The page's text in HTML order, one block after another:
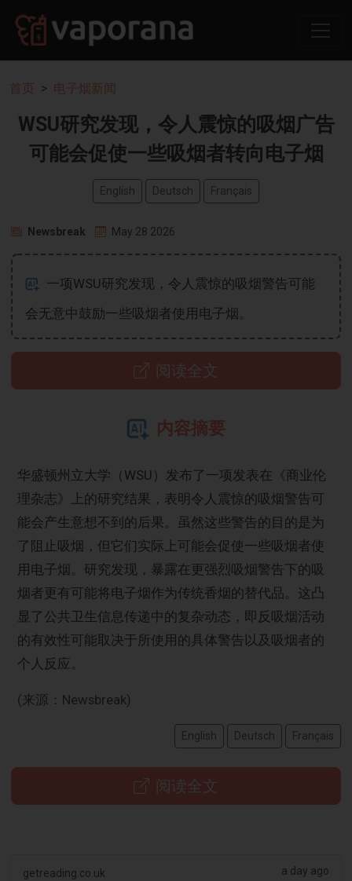
首页 电子烟新闻
WSU研究发现，令人震惊的吸烟广告
可能会促使一些吸烟者转向电子烟
English Deutsch Français
Newsbreak May 28 2026
一项WSU研究发现，令人震惊的吸烟警告可能
会无意中鼓励一些吸烟者使用电子烟。
阅读全文
内容摘要
华盛顿州立大学（WSU）发布了一项发表在《商业伦
理杂志》上的研究结果，表明令人震惊的吸烟警告可
能会产生意想不到的后果。虽然这些警告的目的是为
了阻止吸烟，但它们实际上可能会促使一些吸烟者使
用电子烟。研究发现，暴露在更强烈吸烟警告下的吸
烟者更有可能将电子烟作为传统香烟的替代品。这凸
显了公共卫生信息传递中的复杂动态，即反吸烟活动
的有效性可能取决于所使用的具体警告以及吸烟者的
个人反应。
(来源：Newsbreak)
English Deutsch Français
阅读全文
getreading.co.uk a day ago